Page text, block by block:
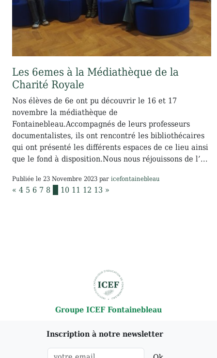
Les 6emes à la Médiathèque de la
Charité Royale
Nos élèves de 6e ont pu découvrir le 16 et 17
novembre la médiathèque de
Fontainebleau.Accompagnés de leurs professeurs
documentalistes, ils ont rencontré les bibliothécaires
qui ont présenté les différents espaces de ce lieu ainsi
que le fond à disposition.Nous nous réjouissons de l’...
Publiée le 23 Novembre 2023 par icefontainebleau
« 4 5 6 7 8 10 11 12 13 »
Groupe ICEF Fontainebleau
Inscription à notre newsletter